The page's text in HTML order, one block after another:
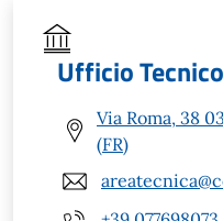
Ufficio Tecnico
Via Roma, 38
(FR)